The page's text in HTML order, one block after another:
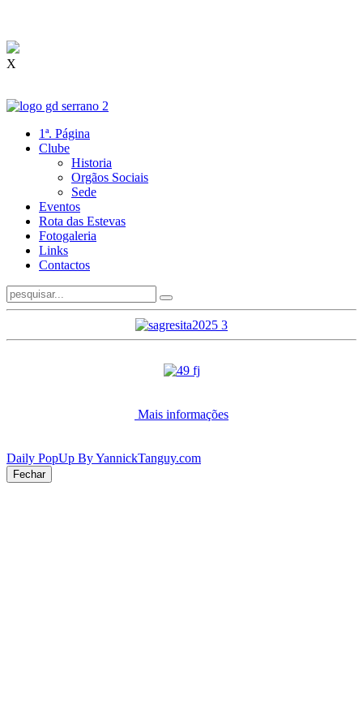
X
1ª. Página
Clube
Historia
Orgãos Sociais
Sede
Eventos
Rota das Estevas
Fotogaleria
Links
Contactos
Mais informações
Daily PopUp By YannickTanguy.com